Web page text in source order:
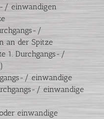
einwandigen
an der Spitze
1. Durchgangs-/
einwandige
einwandige
einwandige